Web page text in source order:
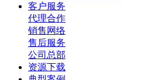
客户服务
代理合作
销售网络
售后服务
公司总部
资源下载